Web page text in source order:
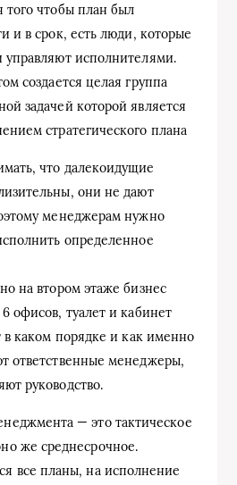
чтобы план был
и в срок, есть люди, которые
управляют исполнителями.
создается целая группа
задачей которой является
стратегического плана
что далекоидущие
они не дают
менеджерам нужно
определенное
на втором этаже бизнес
офисов, туалет и кабинет
в каком порядке и как именно
ответственные менеджеры,
руководство.
— это тактическое
же среднесрочное.
все планы, на исполнение